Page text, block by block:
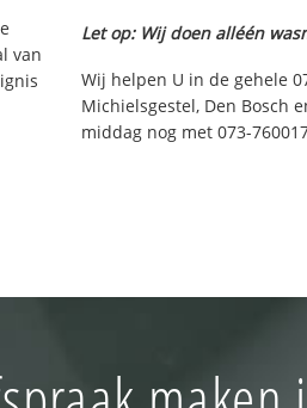
van
Let op: Wij doen alléén
Wij helpen U in de gehele
Michielsgestel, Den Bosch
middag nog met 073-